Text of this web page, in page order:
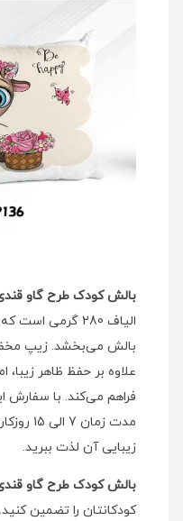
بالش کودک طرح گاو
الیاف 280 گرمی
بالش می‌بخشد. زیپ
علاوه بر حفظ ظاهر
فراهم می‌کند. با سفارش
مدت
زیبایی آن لذت ببرید.
بالش کودک طرح گاو
کودکانتان را تضمین کنید.